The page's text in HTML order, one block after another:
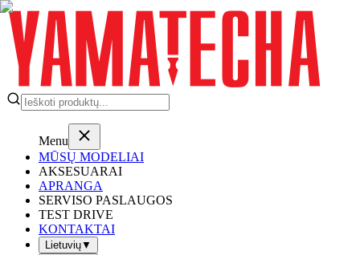
Menu
MŪSŲ MODELIAI
AKSESUARAI
APRANGA
SERVISO PASLAUGOS
TEST DRIVE
KONTAKTAI
Lietuvių▼